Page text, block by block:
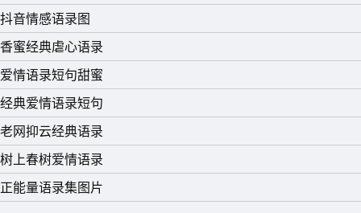
抖音情感语录图
香蜜经典虐心语录
爱情语录短句甜蜜
经典爱情语录短句
老网抑云经典语录
树上春树爱情语录
正能量语录集图片